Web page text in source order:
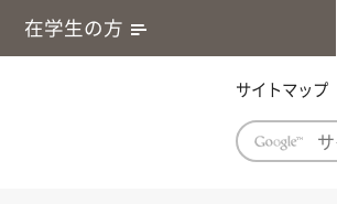
在学生の方
サイトマップ